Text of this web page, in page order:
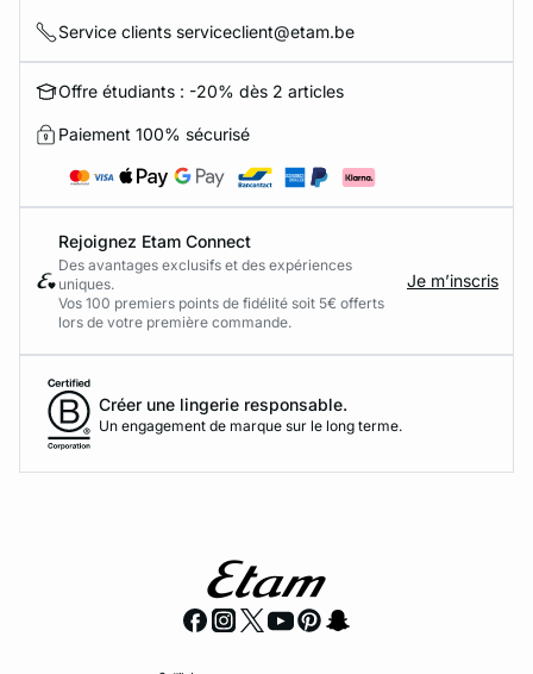
Service clients serviceclient@etam.be
Offre étudiants : -20% dès 2 articles
Paiement 100% sécurisé
Rejoignez Etam Connect
Des avantages exclusifs et des expériences
uniques.
Vos 100 premiers points de fidélité soit 5€ offerts
lors de votre première commande.​
Je m’inscris
Créer une lingerie responsable.
Un engagement de marque sur le long terme.